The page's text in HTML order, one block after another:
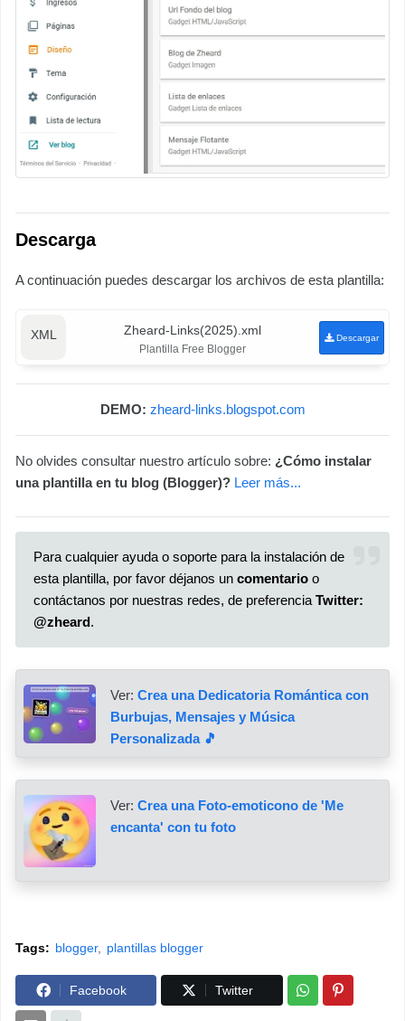
Descarga
A continuación puedes descargar los archivos de esta plantilla:
Zheard-Links(2025).xml
Plantilla Free Blogger
Descargar
DEMO: zheard-links.blogspot.com
No olvides consultar nuestro artículo sobre: ¿Cómo instalar
una plantilla en tu blog (Blogger)? Leer más...
Para cualquier ayuda o soporte para la instalación de
esta plantilla, por favor déjanos un comentario o
contáctanos por nuestras redes, de preferencia Twitter:
@zheard.
Ver: Crea una Dedicatoria Romántica con
Burbujas, Mensajes y Música
Personalizada 🎵
Ver: Crea una Foto-emoticono de 'Me
encanta' con tu foto
Tags: blogger plantillas blogger
Facebook Twitter